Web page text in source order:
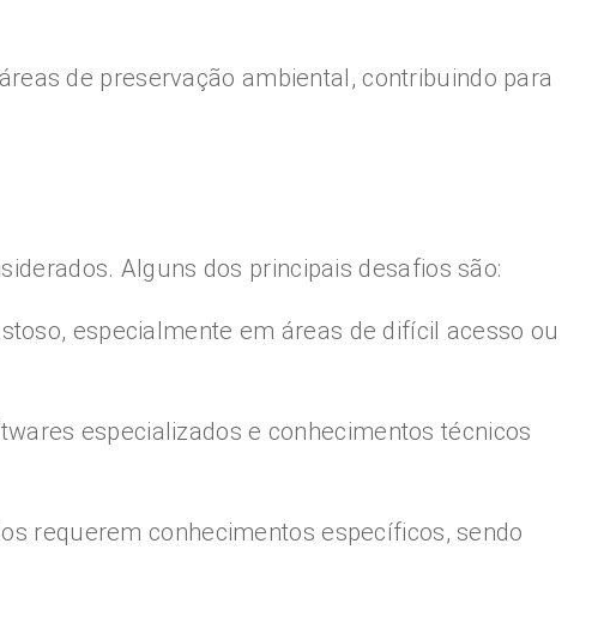
de preservação ambiental, contribuindo para
Alguns dos principais desafios são:
especialmente em áreas de difícil acesso ou
especializados e conhecimentos técnicos
requerem conhecimentos específicos, sendo